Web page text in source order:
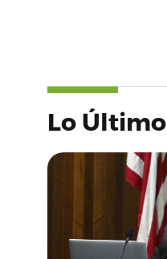
Lo Último